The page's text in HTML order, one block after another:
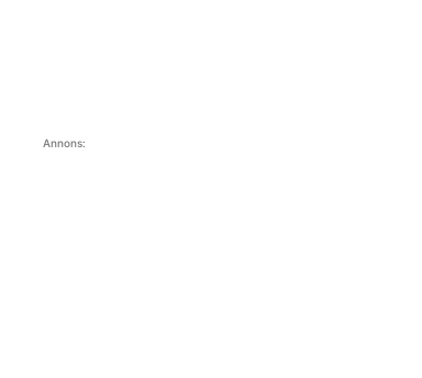
Annons: